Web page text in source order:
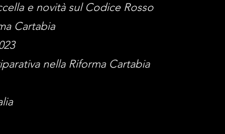
e novità sul Codice Rosso
Cartabia
nella Riforma Cartabia